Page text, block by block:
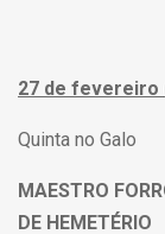
27 de
Quinta no Galo
MAESTRO
DE HEMETÉRIO